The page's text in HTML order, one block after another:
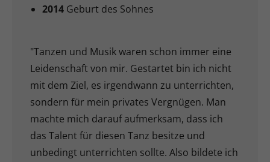
2014 Geburt des Sohnes
"Tanzen und Musik waren schon immer eine
Leidenschaft von mir. Gestartet bin ich nicht
mit dem Ziel, es irgendwann zu unterrichten,
sondern für mein privates Vergnügen. Man
machte mich darauf aufmerksam, dass ich
das Talent für diesen Tanz besitze und
unbedingt unterrichten sollte. Also bildete ich